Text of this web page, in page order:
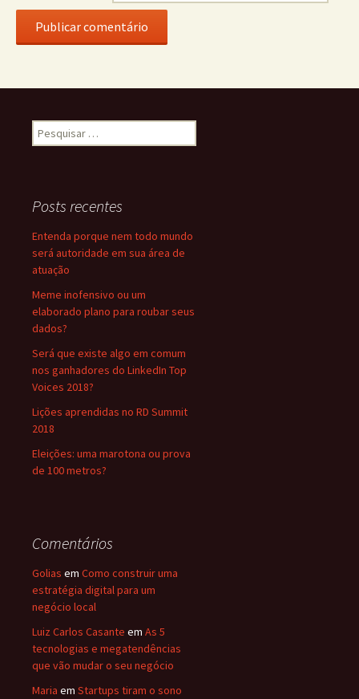
Pesquisar
por:
Posts recentes
Entenda porque nem todo mundo
será autoridade em sua área de
atuação
Meme inofensivo ou um
elaborado plano para roubar seus
dados?
Será que existe algo em comum
nos ganhadores do LinkedIn Top
Voices 2018?
Lições aprendidas no RD Summit
2018
Eleições: uma marotona ou prova
de 100 metros?
Comentários
Golias em Como construir uma
estratégia digital para um
negócio local
Luiz Carlos Casante em As 5
tecnologias e megatendências
que vão mudar o seu negócio
Maria em Startups tiram o sono